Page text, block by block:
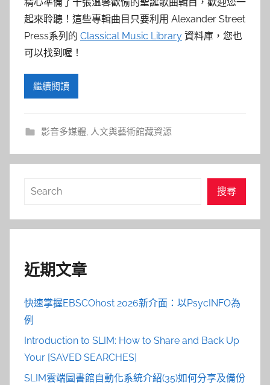
參
考
服
務
部
落
格
起來聆聽！這些專輯曲目只要利用 Alexander Street
Press系列的 Classical Music Library 資料庫，您也
可以找到喔！
繼續閱讀
影音多媒體, 人文與藝術館藏資源
搜
搜尋
近期文章
快速掌握EBSCOhost 2026新介面：以PsycINFO為
例
Introduction to SLIM: How to Share and Back Up
Your [SAVED SEARCHES]
SLIM雲端圖書館自動化系統介紹(35)如何分享及備份